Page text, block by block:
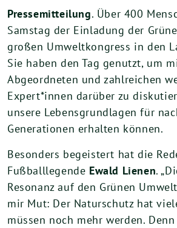
Pressemitteilung. Über 400
Samstag der Einladung der
großen Umweltkongress in den
Sie haben den Tag genutzt, um
Abgeordneten und zahlreichen
Expert*innen darüber zu
unsere Lebensgrundlagen für
Generationen erhalten können.
Besonders begeistert hat die
Fußballlegende Ewald Lienen.
Resonanz auf den Grünen
mir Mut: Der Naturschutz hat
müssen noch mehr werden.